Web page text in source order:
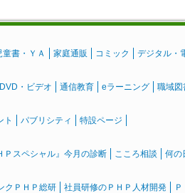
童書・ＹＡ 家庭通販 コミック デジタル・
DVD・ビデオ 通信教育 eラーニング 職域図
ト パブリシティ 特設ページ
Ｐスペシャル』今月の診断 こころ相談 何の
クＰＨＰ総研 社員研修のＰＨＰ人材開発